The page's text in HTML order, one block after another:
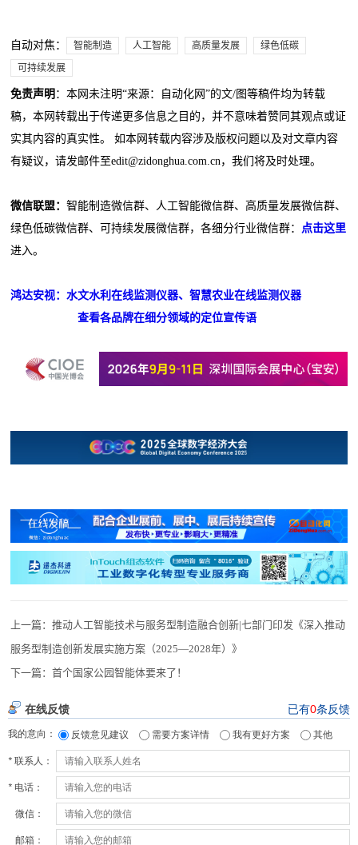
自动对焦： 智能制造 人工智能 高质量发展
绿色低碳
可持续发展
免责声明 ：本网未注明“来源：自动化网”的文/图等稿件均为转载
稿，本网转载出于传递更多信息之目的，并不意味着赞同其观点或证
实其内容的真实性。 如本网转载内容涉及版权问题以及对文章内容
有疑议，请发邮件至edit@zidonghua.com.cn，我们将及时处理。
微信联盟：智能制造微信群、人工智能微信群、高质量发展微信群、
绿色低碳微信群、可持续发展微信群，各细分行业微信群： 点击这里
进入。
鸿达安视：水文水利在线监测仪器、智慧农业在线监测仪器
查看各品牌在细分领域的定位宣传语
上一篇：推动人工智能技术与服务型制造融合创新|七部门印发《深入推动
服务型制造创新发展实施方案（2025—2028年）》
下一篇：首个国家公园智能体要来了！